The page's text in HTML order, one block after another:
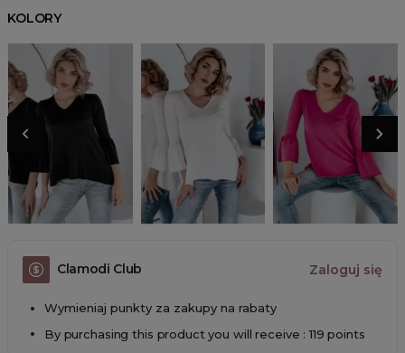
KOLORY
Clamodi Club Zaloguj się
Wymieniaj punkty za zakupy na rabaty
By purchasing this product you will receive : 119 points